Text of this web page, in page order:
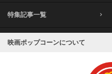
特集記事一覧
映画ポップコーンについて